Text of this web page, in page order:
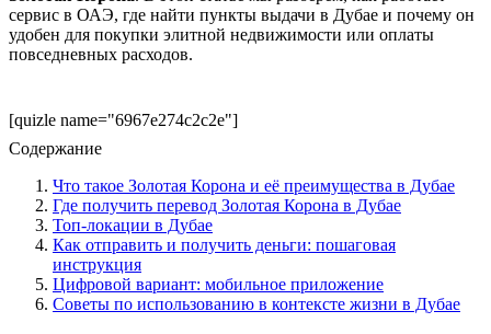
сервис в ОАЭ, где найти пункты выдачи в Дубае и почему он
удобен для покупки элитной недвижимости или оплаты
повседневных расходов.
[quizle name="6967e274c2c2e"]
Содержание
Что такое Золотая Корона и её преимущества в Дубае
Где получить перевод Золотая Корона в Дубае
Топ-локации в Дубае
Как отправить и получить деньги: пошаговая
инструкция
Цифровой вариант: мобильное приложение
Советы по использованию в контексте жизни в Дубае